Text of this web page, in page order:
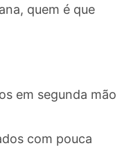
quem é que
em segunda mão
com pouca